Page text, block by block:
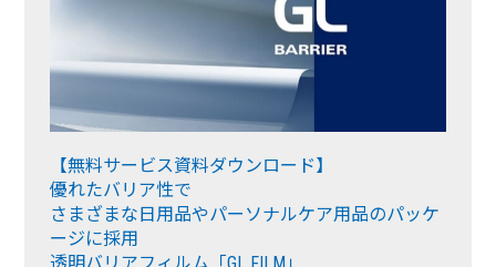
【無料サービス資料ダウンロード】
優れたバリア性で
さまざまな日用品やパーソナルケア用品のパッケ
ージに採用